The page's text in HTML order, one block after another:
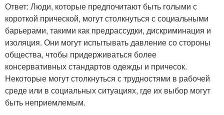
Ответ: Люди, которые предпочитают быть голыми с
короткой прической, могут столкнуться с социальными
барьерами, такими как предрассудки, дискриминация и
изоляция. Они могут испытывать давление со стороны
общества, чтобы придерживаться более
консервативных стандартов одежды и причесок.
Некоторые могут столкнуться с трудностями в рабочей
среде или в социальных ситуациях, где их выбор могут
быть неприемлемым.